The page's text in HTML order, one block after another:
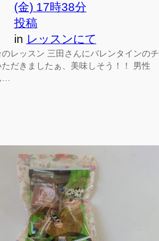
(金) 17時38分
投稿
in レッスンにて
レッスン 三田さんにバレンタインのチ
ただきましたぁ、美味しそう！！ 男性
…